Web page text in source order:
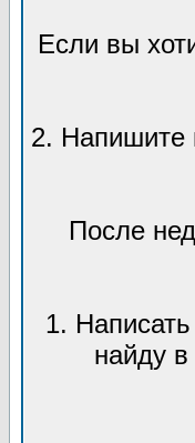
Если вы
2. Напишите
После
1.
найду